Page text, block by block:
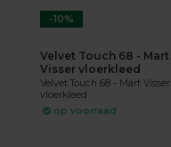
-10%
Velvet Touch 68 - Mart
Visser vloerkleed
Velvet Touch 68 - Mart Visser
vloerkleed
op voorraad